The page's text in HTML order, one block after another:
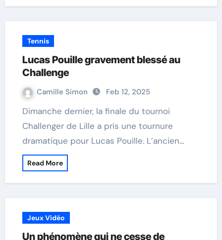
Tennis
Lucas Pouille gravement blessé au
Challenge
Camille Simon Feb 12, 2025
Dimanche dernier, la finale du tournoi
Challenger de Lille a pris une tournure
dramatique pour Lucas Pouille. L’ancien…
Read More
Jeux Vidéo
Un phénomène qui ne cesse de